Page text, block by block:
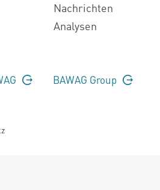
Nachrichten
Analysen
BAWAG Group